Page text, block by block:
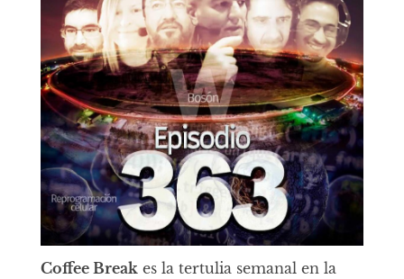
Coffee Breakes la tertulia semanal en la